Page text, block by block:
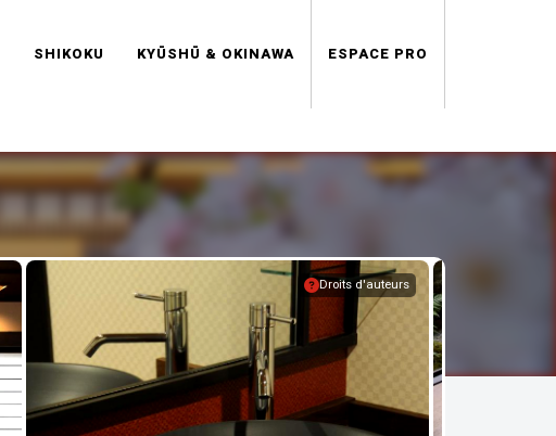
SHIKOKU KYŪSHŪ & OKINAWA ESPACE PRO
Droits d'auteurs